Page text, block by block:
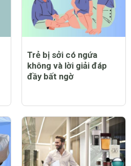
Trẻ bị sởi có ngứa
không và lời giải đáp
đầy bất ngờ